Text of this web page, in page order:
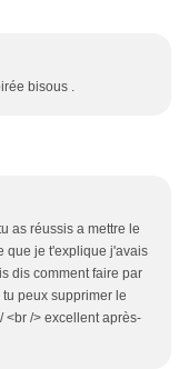
bisous .
as réussis a mettre le
que je t'explique j'avais
dis comment faire par
peux supprimer le
<br /> excellent après-